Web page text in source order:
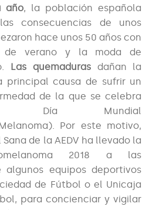
año, la población española
consecuencias de unos
hace unos 50 años con
de verano y la moda de
Las quemadurasdañan la
principal causa de sufrir un
de la que se celebra
Día Mundial
Por este motivo,
de la AEDV ha llevado la
2018 a las
algunos equipos deportivos
de Fútbol o el Unicaja
para concienciar y vigilar